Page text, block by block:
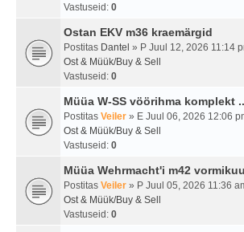
Vastuseid: 0
Ostan EKV m36 kraemärgid
Postitas Dantel » P Juul 12, 2026 11:14
Ost & Müük/Buy & Sell
Vastuseid: 0
Müüa W-SS vöörihma komplekt
Postitas Veiler » E Juul 06, 2026 12:06
Ost & Müük/Buy & Sell
Vastuseid: 0
Müüa Wehrmacht'i m42
Postitas Veiler » P Juul 05, 2026 11:36
Ost & Müük/Buy & Sell
Vastuseid: 0